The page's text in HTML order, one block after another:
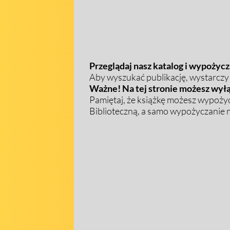
Przeglądaj nasz katalog i
Aby wyszukać publikację,
Ważne! Na tej stronie możesz
Pamiętaj, że książkę możesz
Biblioteczną, a samo wypożyczanie